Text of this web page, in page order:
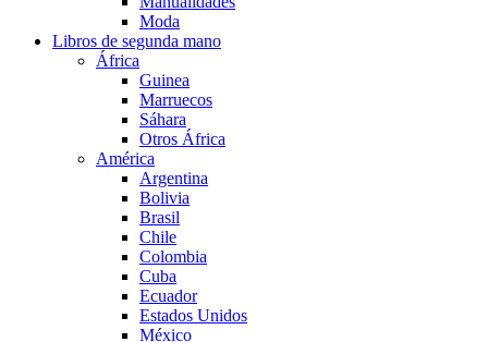
Moda
Libros de segunda mano
África
Guinea
Marruecos
Sáhara
Otros África
América
Argentina
Bolivia
Brasil
Chile
Colombia
Cuba
Ecuador
Estados Unidos
México